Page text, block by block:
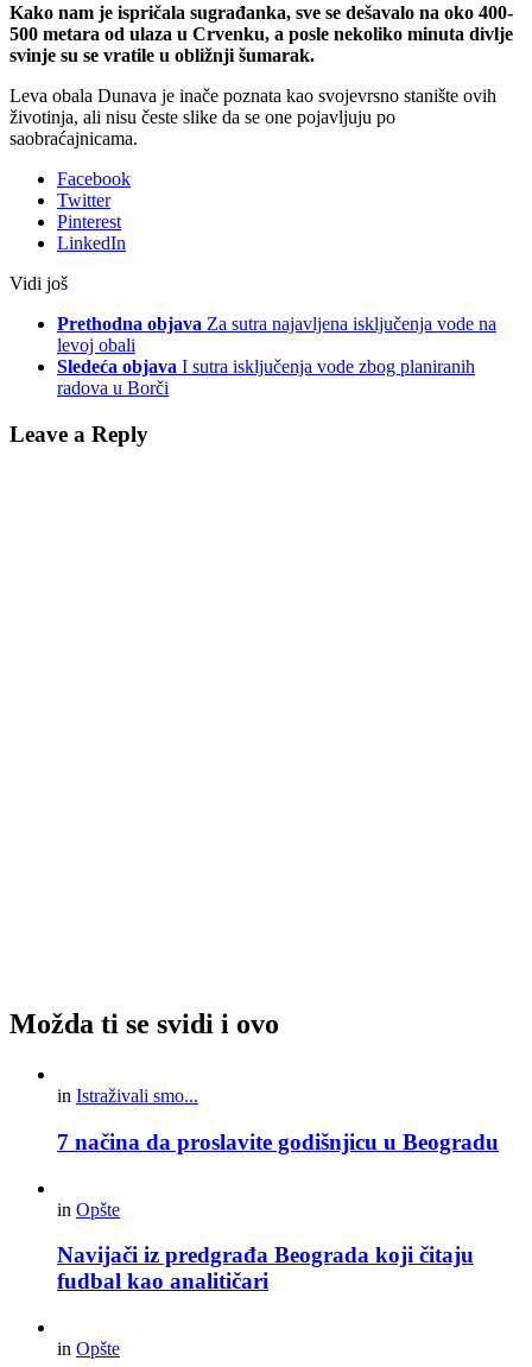
Kako nam je ispričala sugrađanka, sve se dešavalo na oko 400-
500 metara od ulaza u Crvenku, a posle nekoliko minuta divlje
svinje su se vratile u obližnji šumarak.
Leva obala Dunava je inače poznata kao svojevrsno stanište ovih
životinja, ali nisu česte slike da se one pojavljuju po
saobraćajnicama.
Facebook
Twitter
Pinterest
LinkedIn
Vidi još
Prethodna objava Za sutra najavljena isključenja vode na
levoj obali
Sledeća objava I sutra isključenja vode zbog planiranih
radova u Borči
Leave a Reply
Možda ti se svidi i ovo
in Istraživali smo...
7 načina da proslavite godišnjicu u Beogradu
in Opšte
Navijači iz predgrađa Beograda koji čitaju
fudbal kao analitičari
in Opšte